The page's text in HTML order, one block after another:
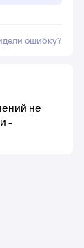
ошибку?
не
-